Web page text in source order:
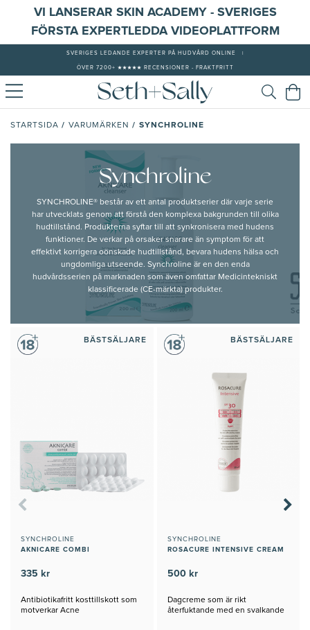
VI LANSERAR SKIN ACADEMY - SVERIGES
FÖRSTA EXPERTLEDDA VIDEOPLATTFORM
SVERIGES LEDANDE EXPERTER PÅ HUDVÅRD ONLINE
ÖVER 7200+ ★★★★★ RECENSIONER - FRAKTFRITT
STARTSIDA / VARUMÄRKEN / SYNCHROLINE
Synchroline
SYNCHROLINE® består av ett antal produktserier där varje serie
har utvecklats genom att förstå den komplexa bakgrunden till olika
hudtillstånd. Produkterna syftar till att synkronisera med hudens
funktioner. De verkar på orsaker snarare än symptom för att
effektivt korrigera oönskade hudtillstånd, bevara hudens hälsa och
ungdomliga utseende. Synchroline är en den enda
hudvårdsserien på marknaden som även omfattar Medicintekniskt
klassificerade (CE-märkta) produkter.
BÄSTSÄLJARE
SYNCHROLINE
AKNICARE COMBI
335 kr
Antibiotikafritt kosttillskott som
motverkar Acne
BÄSTSÄLJARE
SYNCHROLINE
ROSACURE INTENSIVE CREAM
500 kr
Dagcreme som är rikt
återfuktande med en svalkande